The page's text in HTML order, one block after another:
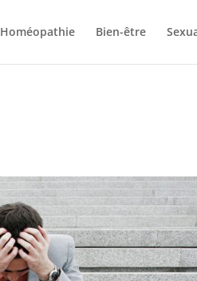
Homéopathie Bien-être